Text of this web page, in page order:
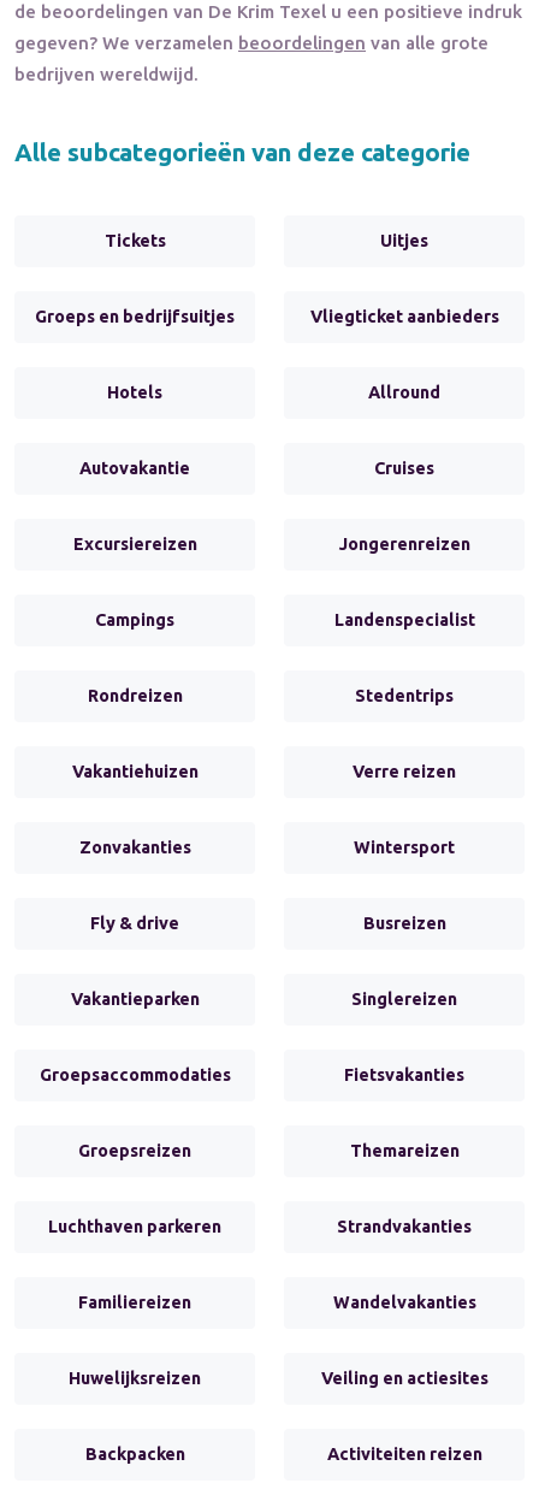
de beoordelingen van De Krim Texel u een positieve indruk
gegeven? We verzamelen beoordelingen van alle grote
bedrijven wereldwijd.
Alle subcategorieën van deze categorie
Tickets Uitjes
Groeps en bedrijfsuitjes Vliegticket aanbieders
Hotels Allround
Autovakantie Cruises
Excursiereizen Jongerenreizen
Campings Landenspecialist
Rondreizen Stedentrips
Vakantiehuizen Verre reizen
Zonvakanties Wintersport
Fly & drive Busreizen
Vakantieparken Singlereizen
Groepsaccommodaties Fietsvakanties
Groepsreizen Themareizen
Luchthaven parkeren Strandvakanties
Familiereizen Wandelvakanties
Huwelijksreizen Veiling en actiesites
Backpacken Activiteiten reizen